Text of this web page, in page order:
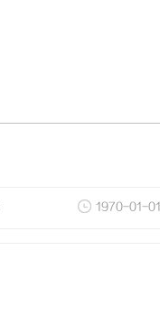
1970-01-01